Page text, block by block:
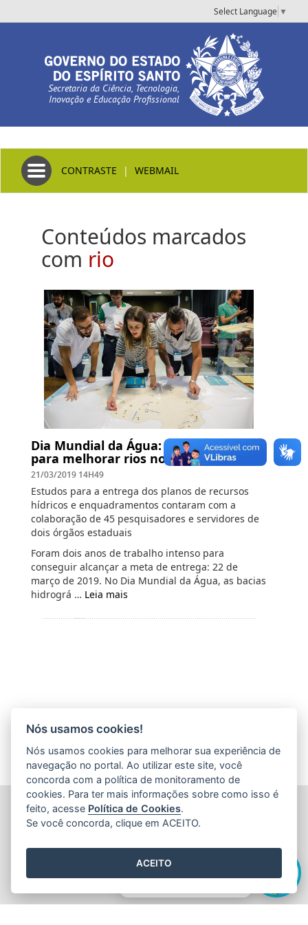
Select Language ▼
Secretaria da Ciência, Tecnologia,
Inovação e Educação Profissional
Toggle navigation
CONTRASTE | WEBMAIL
Conteúdos marcados
com rio
Dia Mundial da Água: colaboração
para melhorar rios no Espírito Santo
21/03/2019 14H49
Estudos para a entrega dos planos de recursos
hídricos e enquadramentos contaram com a
colaboração de 45 pesquisadores e servidores de
dois órgãos estaduais
Foram dois anos de trabalho intenso para
conseguir alcançar a meta de entrega: 22 de
março de 2019. No Dia Mundial da Água, as bacias
hidrográ … Leia mais
Olá! Sou a
como posso te ajudar hoje?
FUNDAÇÃO DE AMPARO À PESQUISA E INOVAÇÃO DO
ESPÍRITO SANTO (FAPES)
CEP: 29066-380 - Vitória / ES
Tel.: 27 3636 1850
Nós usamos cookies!
Nós usamos cookies para melhorar sua experiência de
navegação no portal. Ao utilizar este site, você
concorda com a política de monitoramento de
cookies. Para ter mais informações sobre como isso é
feito, acesse Política de Cookies.
Se você concorda, clique em ACEITO.
ACEITO